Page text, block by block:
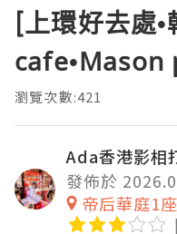
[上環好去處
cafe•Mason
瀏覽次數:421
Ada香港影相
發佈於
帝后華庭1座